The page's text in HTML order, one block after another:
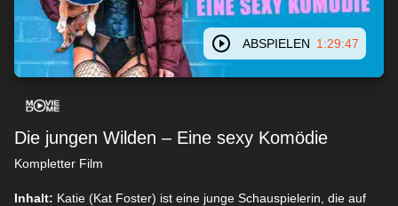
ABSPIELEN 1:29:47
Die jungen Wilden – Eine sexy Komödie
Kompletter Film
Inhalt: Katie (Kat Foster) ist eine junge Schauspielerin, die auf